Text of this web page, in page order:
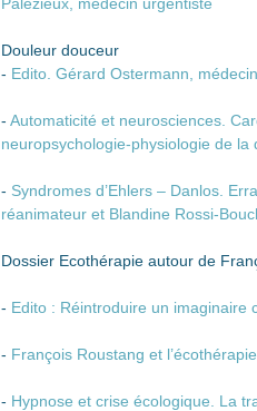
Douleur douceur
- Edito. Gérard Ostermann, médecin
- Automaticité et neurosciences.
neuropsychologie-physiologie de la
- Syndromes d’Ehlers – Danlos.
réanimateur et Blandine Rossi-
Dossier Ecothérapie autour de
- Edito : Réintroduire un imaginaire
- François Roustang et
- Hypnose et crise écologique. La